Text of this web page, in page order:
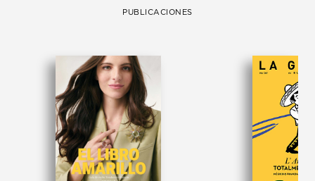
PUBLICACIONES